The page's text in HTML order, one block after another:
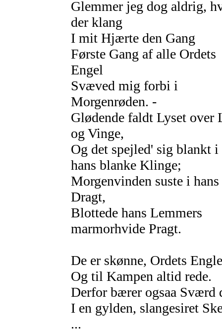
Glemmer jeg dog aldrig,
der klang
I mit Hjærte den Gang
Første Gang af alle Ordets
Engel
Svæved mig forbi i
Morgenrøden. -
Glødende faldt Lyset over
og Vinge,
Og det spejled' sig blankt i
hans blanke Klinge;
Morgenvinden suste i hans
Dragt,
Blottede hans Lemmers
marmorhvide Pragt.
De er skønne, Ordets
Og til Kampen altid rede.
Derfor bærer ogsaa Sværd
I en gylden, slangesiret
...